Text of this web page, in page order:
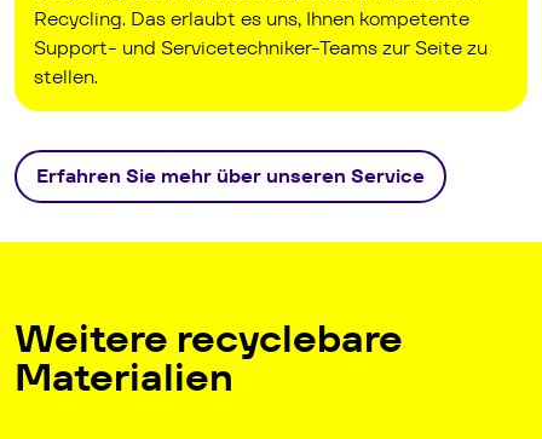
Recycling. Das erlaubt es uns, Ihnen kompetente
Support- und Servicetechniker-Teams zur Seite zu
stellen.
Erfahren Sie mehr über unseren Service
Weitere recyclebare
Materialien